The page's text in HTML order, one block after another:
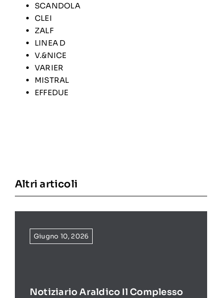
SCANDOLA
CLEI
ZALF
LINEA D
V.&NICE
VARIER
MISTRAL
EFFEDUE
Altri articoli
Giugno 10, 2026
Notiziario Araldico Il Complesso